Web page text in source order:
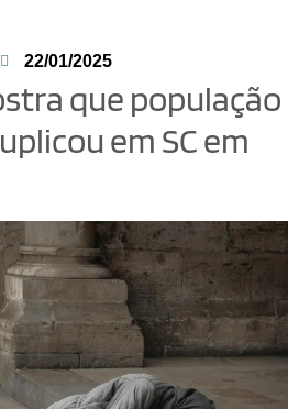
22/01/2025
que população
em SC em